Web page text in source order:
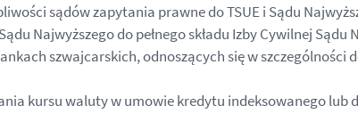
sądów zapytania prawne do TSUE i Sądu
Najwyższego do pełnego składu Izby Cywilnej
szwajcarskich, odnoszących się w szczególności
kursu waluty w umowie kredytu indeksowanego